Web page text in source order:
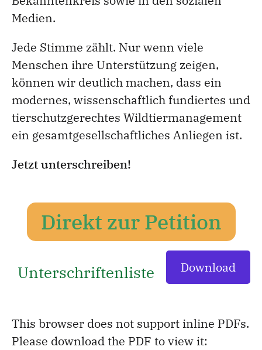
Medien.
Jede Stimme zählt. Nur wenn viele
Menschen ihre Unterstützung zeigen,
können wir deutlich machen, dass ein
modernes, wissenschaftlich fundiertes und
tierschutzgerechtes Wildtiermanagement
ein gesamtgesellschaftliches Anliegen ist.
Jetzt unterschreiben!
Direkt zur Petition
Unterschriftenliste Download
This browser does not support inline PDFs.
Please download the PDF to view it: